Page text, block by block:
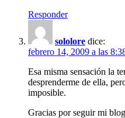
Responder
sololore dice:
febrero 14, 2009 a las
Esa misma sensación la
desprenderme de ella,
imposible.
Gracias por seguir mi